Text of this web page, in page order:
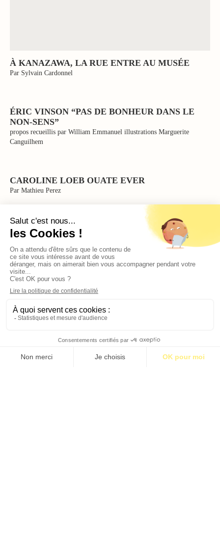
À KANAZAWA, LA RUE ENTRE AU MUSÉE
Par Sylvain Cardonnel
ÉRIC VINSON “PAS DE BONHEUR DANS LE
NON-SENS”
propos recueillis par William Emmanuel illustrations Marguerite
Canguilhem
CAROLINE LOEB OUATE EVER
Par Mathieu Perez
S’abonner pour 1€ S’abonner